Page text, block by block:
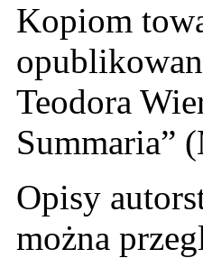
Kopiom
Teodora
Summaria”
Opisy
można